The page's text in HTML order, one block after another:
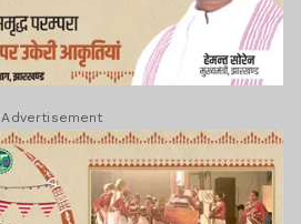
Advertisement